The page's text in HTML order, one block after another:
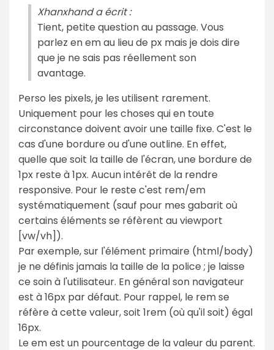
Xhanxhand a écrit :
Tient, petite question au passage. Vous
parlez en em au lieu de px mais je dois dire
que je ne sais pas réellement son
avantage.
Perso les pixels, je les utilisent rarement.
Uniquement pour les choses qui en toute
circonstance doivent avoir une taille fixe. C'est le
cas d'une bordure ou d'une outline. En effet,
quelle que soit la taille de l'écran, une bordure de
1px reste à 1px. Aucun intérêt de la rendre
responsive. Pour le reste c'est rem/em
systématiquement (sauf pour mes gabarit où
certains éléments se réfèrent au viewport
[vw/vh]).
Par exemple, sur l'élément primaire (html/body)
je ne définis jamais la taille de la police ; je laisse
ce soin à l'utilisateur. En général son navigateur
est à 16px par défaut. Pour rappel, le rem se
réfère à cette valeur, soit 1rem (où qu'il soit) égal
16px.
Le em est un pourcentage de la valeur du parent.